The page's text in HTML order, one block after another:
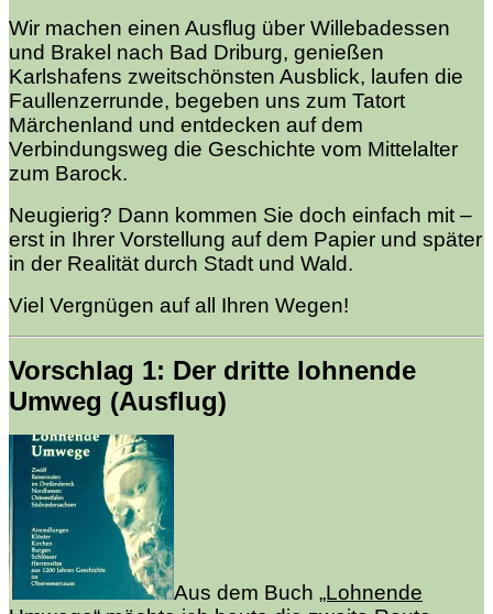
Wir machen einen Ausflug über Willebadessen
und Brakel nach Bad Driburg, genießen
Karlshafens zweitschönsten Ausblick, laufen die
Faullenzerrunde, begeben uns zum Tatort
Märchenland und entdecken auf dem
Verbindungsweg die Geschichte vom Mittelalter
zum Barock.
Neugierig? Dann kommen Sie doch einfach mit –
erst in Ihrer Vorstellung auf dem Papier und später
in der Realität durch Stadt und Wald.
Viel Vergnügen auf all Ihren Wegen!
Vorschlag 1: Der dritte lohnende
Umweg (Ausflug)
Aus dem Buch „Lohnende